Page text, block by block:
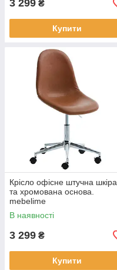
3 299 ₴
Купити
Крісло офісне штучна шкіра
та хромована основа.
mebelime
В наявності
3 299 ₴
Купити